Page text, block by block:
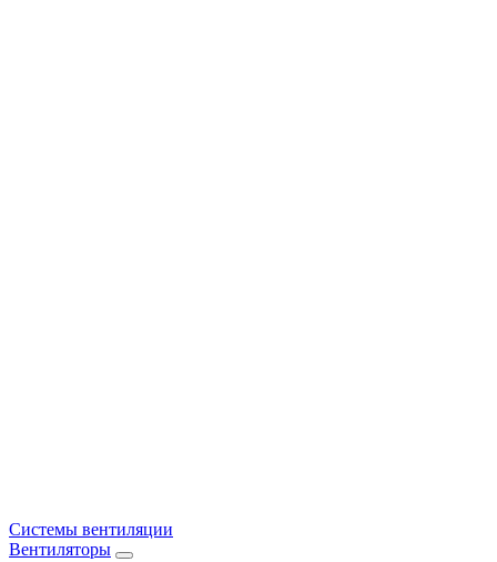
Системы вентиляции
Вентиляторы